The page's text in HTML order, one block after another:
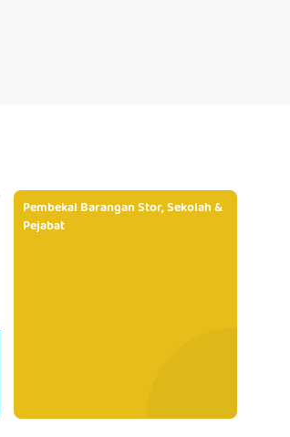
Pembekal Barangan Stor, Sekolah &
Pejabat